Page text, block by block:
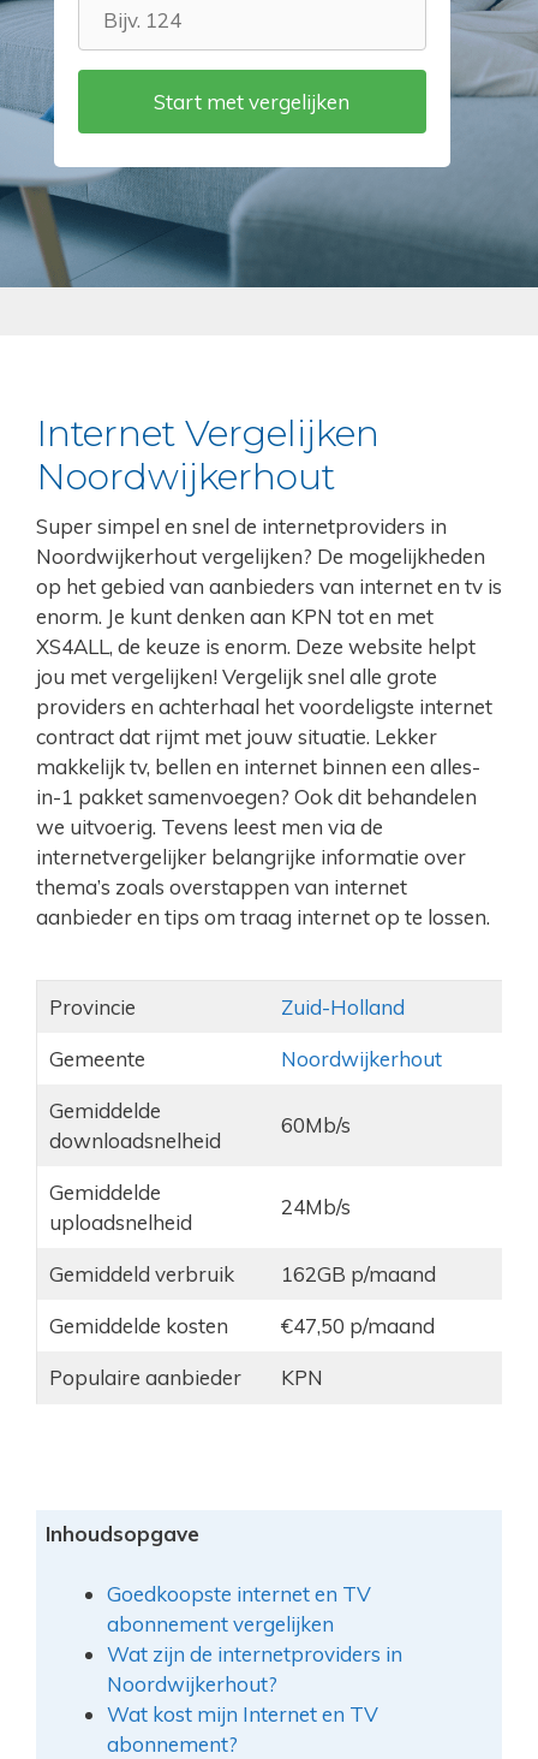
Internet Vergelijken
Noordwijkerhout
Super simpel en snel de internetproviders in
Noordwijkerhout vergelijken? De mogelijkheden
op het gebied van aanbieders van internet en tv is
enorm. Je kunt denken aan KPN tot en met
XS4ALL, de keuze is enorm. Deze website helpt
jou met vergelijken! Vergelijk snel alle grote
providers en achterhaal het voordeligste internet
contract dat rijmt met jouw situatie. Lekker
makkelijk tv, bellen en internet binnen een alles-
in-1 pakket samenvoegen? Ook dit behandelen
we uitvoerig. Tevens leest men via de
internetvergelijker belangrijke informatie over
thema’s zoals overstappen van internet
aanbieder en tips om traag internet op te lossen.
Provincie Zuid-Holland
Gemeente Noordwijkerhout
Gemiddelde
downloadsnelheid
60Mb/s
Gemiddelde
uploadsnelheid
24Mb/s
Gemiddeld verbruik 162GB p/maand
Gemiddelde kosten €47,50 p/maand
Populaire aanbieder KPN
Inhoudsopgave
Goedkoopste internet en TV
abonnement vergelijken
Wat zijn de internetproviders in
Noordwijkerhout?
Wat kost mijn Internet en TV
abonnement?